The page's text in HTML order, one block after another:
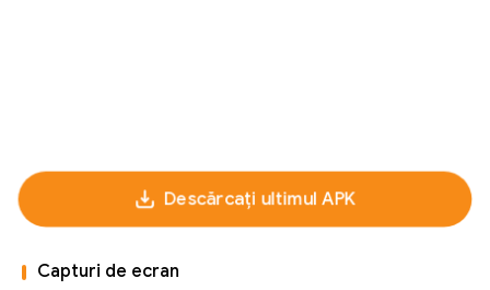
Descărcați ultimul APK
Capturi de ecran